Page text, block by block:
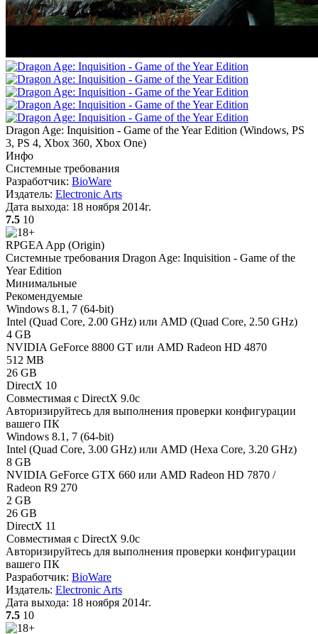
Dragon Age: Inquisition - Game of the Year Edition (Windows, PS
3, PS 4, Xbox 360, Xbox One)
Инфо
Системные требования
Разработчик: BioWare
Издатель: Electronic Arts
Дата выхода: 18 ноября 2014г.
7.5 10
RPGEA App (Origin)
Системные требования Dragon Age: Inquisition - Game of the
Year Edition
Минимальные
Рекомендуемые
Windows 8.1, 7 (64-bit)
Intel (Quad Core, 2.00 GHz) или AMD (Quad Core, 2.50 GHz)
4 GB
NVIDIA GeForce 8800 GT или AMD Radeon HD 4870
512 MB
26 GB
DirectX 10
Совместимая с DirectX 9.0c
Авторизируйтесь для выполнения проверки конфигурации
вашего ПК
Windows 8.1, 7 (64-bit)
Intel (Quad Core, 3.00 GHz) или AMD (Hexa Core, 3.20 GHz)
8 GB
NVIDIA GeForce GTX 660 или AMD Radeon HD 7870 /
Radeon R9 270
2 GB
26 GB
DirectX 11
Совместимая с DirectX 9.0c
Авторизируйтесь для выполнения проверки конфигурации
вашего ПК
Разработчик: BioWare
Издатель: Electronic Arts
Дата выхода: 18 ноября 2014г.
7.5 10